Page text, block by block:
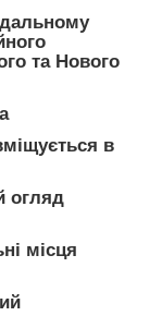
та Нового
в
огляд
місця